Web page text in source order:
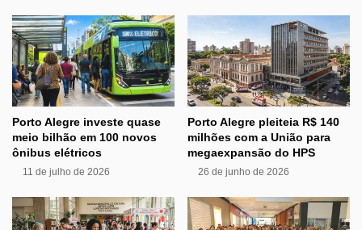
Porto Alegre investe quase
meio bilhão em 100 novos
ônibus elétricos
11 de julho de 2026
Porto Alegre pleiteia R$ 140
milhões com a União para
megaexpansão do HPS
26 de junho de 2026